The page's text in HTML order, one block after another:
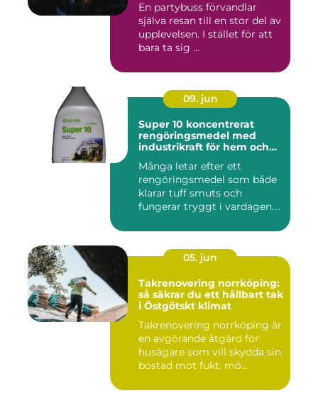
En partybuss förvandlar
själva resan till en stor del av
upplevelsen. I stället för att
bara ta sig ...
09. jun
Super 10 koncentrerat
rengöringsmedel med
industrikraft för hem och
Många letar efter ett
rengöringsmedel som både
klarar tuff smuts och
fungerar tryggt i vardagen.
05. jun
Takrenovering norrköping:
så säkrar du ett hållbart tak
i Östgötskt klimat
Takrenovering norrköping är
en avgörande åtgärd för
husägare som vill skydda sin
bostad mot fukt, mö...